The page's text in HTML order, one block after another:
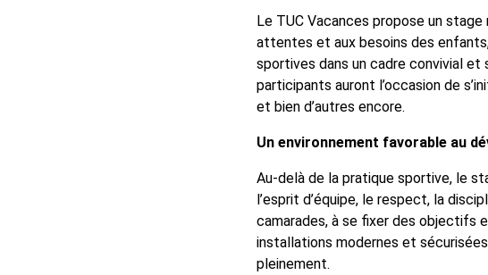
Le TUC Vacances propose un
attentes et aux besoins des
sportives dans un cadre convivial et
participants auront l’occasion de
et bien d’autres encore.
Un environnement favorable au
Au-delà de la pratique sportive, le
l’esprit d’équipe, le respect, la
camarades, à se fixer des objectifs
installations modernes et
pleinement.